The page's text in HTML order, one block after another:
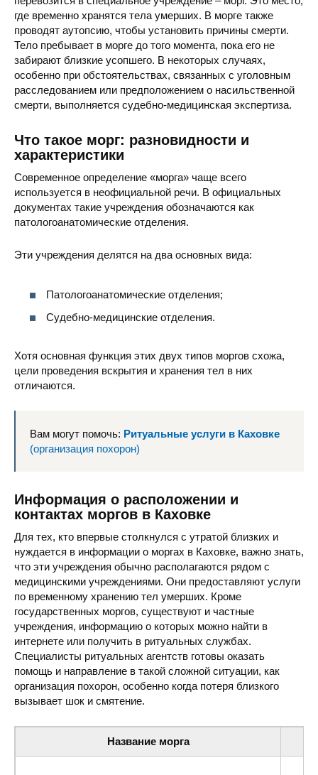
где временно хранятся тела умерших. В морге также
проводят аутопсию, чтобы установить причины смерти.
Тело пребывает в морге до того момента, пока его не
забирают близкие усопшего. В некоторых случаях,
особенно при обстоятельствах, связанных с уголовным
расследованием или предположением о насильственной
смерти, выполняется судебно-медицинская экспертиза.
Что такое морг: разновидности и
характеристики
Современное определение «морга» чаще всего
используется в неофициальной речи. В официальных
документах такие учреждения обозначаются как
патологоанатомические отделения.
Эти учреждения делятся на два основных вида:
Патологоанатомические отделения;
Судебно-медицинские отделения.
Хотя основная функция этих двух типов моргов схожа,
цели проведения вскрытия и хранения тел в них
отличаются.
Вам могут помочь: Ритуальные услуги в Каховке
(организация похорон)
Информация о расположении и
контактах моргов в Каховке
Для тех, кто впервые столкнулся с утратой близких и
нуждается в информации о моргах в Каховке, важно знать,
что эти учреждения обычно располагаются рядом с
медицинскими учреждениями. Они предоставляют услуги
по временному хранению тел умерших. Кроме
государственных моргов, существуют и частные
учреждения, информацию о которых можно найти в
интернете или получить в ритуальных службах.
Специалисты ритуальных агентств готовы оказать
помощь и направление в такой сложной ситуации, как
организация похорон, особенно когда потеря близкого
вызывает шок и смятение.
Название морга